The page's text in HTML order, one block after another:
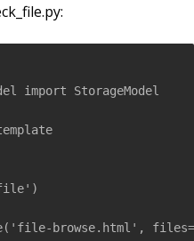
import StorageModel
file')
browse.html',